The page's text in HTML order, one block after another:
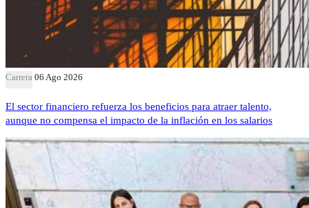
Carrera 06 Ago 2026
El sector financiero refuerza los beneficios para atraer talento,
aunque no compensa el impacto de la inflación en los salarios